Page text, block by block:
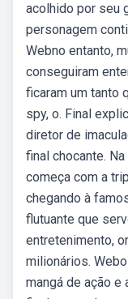
acolhido por seu
personagem
Webno entanto,
conseguiram
ficaram um tanto
spy, o. Final
diretor de
final chocante.
começa com a
chegando à
flutuante que
entretenimento,
milionários.
mangá de ação e